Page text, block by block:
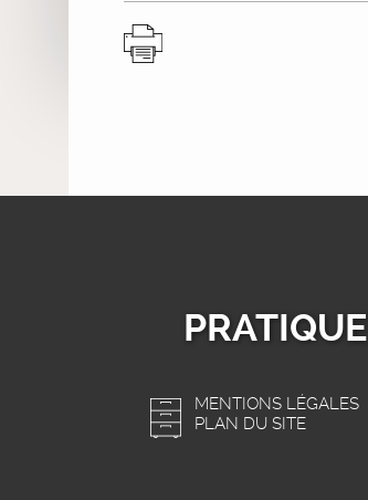
PRATIQUE
MENTIONS LÉGALES
PLAN DU SITE